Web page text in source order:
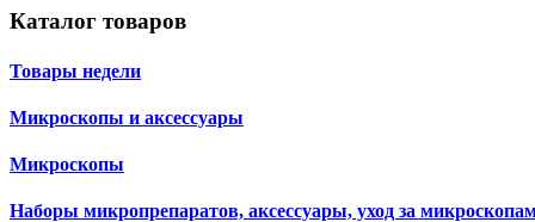
Каталог товаров
Товары недели
Микроскопы и аксессуары
Микроскопы
Наборы микропрепаратов, аксессуары, уход за